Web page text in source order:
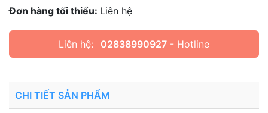
Đơn hàng tối thiểu: Liên hệ
Liên hệ: 02838990927 - Hotline
CHI TIẾT SẢN PHẨM